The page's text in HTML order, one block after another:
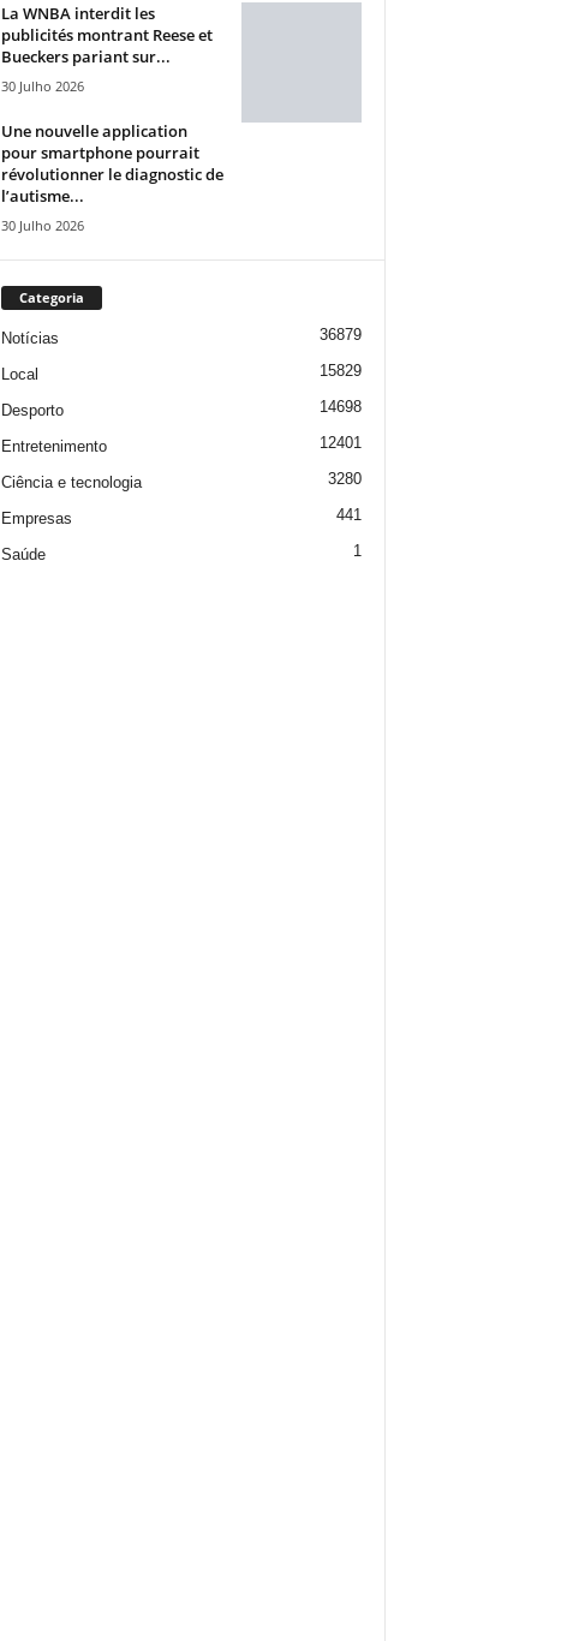
La WNBA interdit les
publicités montrant Reese et
Bueckers pariant sur...
30 Julho 2026
Une nouvelle application
pour smartphone pourrait
révolutionner le diagnostic de
l’autisme...
30 Julho 2026
Categoria
Notícias 36879
Local 15829
Desporto 14698
Entretenimento 12401
Ciência e tecnologia 3280
Empresas 441
Saúde 1